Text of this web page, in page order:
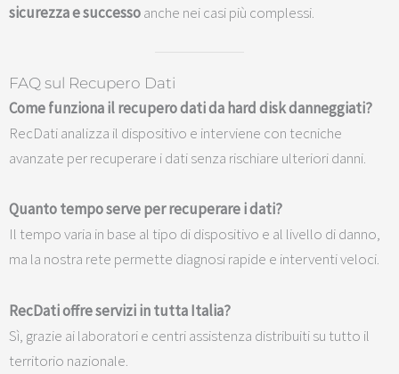
sicurezza e successoanche nei casi più complessi.
FAQ sul Recupero Dati
Come funziona il recupero dati da hard disk danneggiati?
RecDati analizza il dispositivo e interviene con tecniche
avanzate per recuperare i dati senza rischiare ulteriori danni.
Quanto tempo serve per recuperare i dati?
Il tempo varia in base al tipo di dispositivo e al livello di danno,
ma la nostra rete permette diagnosi rapide e interventi veloci.
RecDati offre servizi in tutta Italia?
Sì, grazie ai laboratori e centri assistenza distribuiti su tutto il
territorio nazionale.